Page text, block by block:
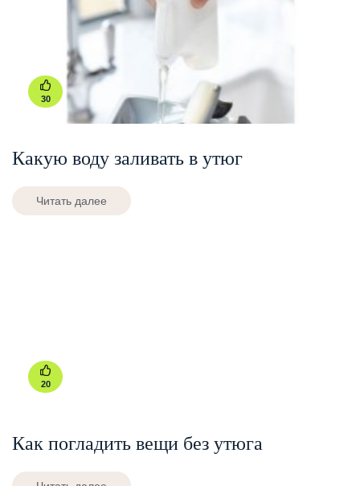
30
Какую воду заливать в утюг
Читать далее
20
Как погладить вещи без утюга